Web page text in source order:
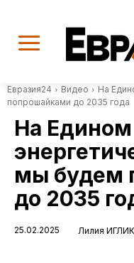
Евразия24 Видео
На
попрошайками до 2035 года
На Едином
мы будем
до 2035
25.02.2025 Лилия